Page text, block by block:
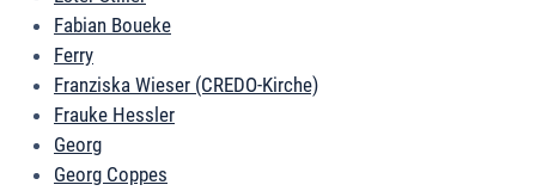
Fabian Boueke
Ferry
Franziska Wieser (CREDO-Kirche)
Frauke Hessler
Georg
Georg Coppes